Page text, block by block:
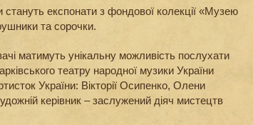
експонати з фондової колекції «Музею
та сорочки.
матимуть унікальну можливість послухати
театру народної музики України
України: Вікторії Осипенко, Олени
керівник – заслужений діяч мистецтв